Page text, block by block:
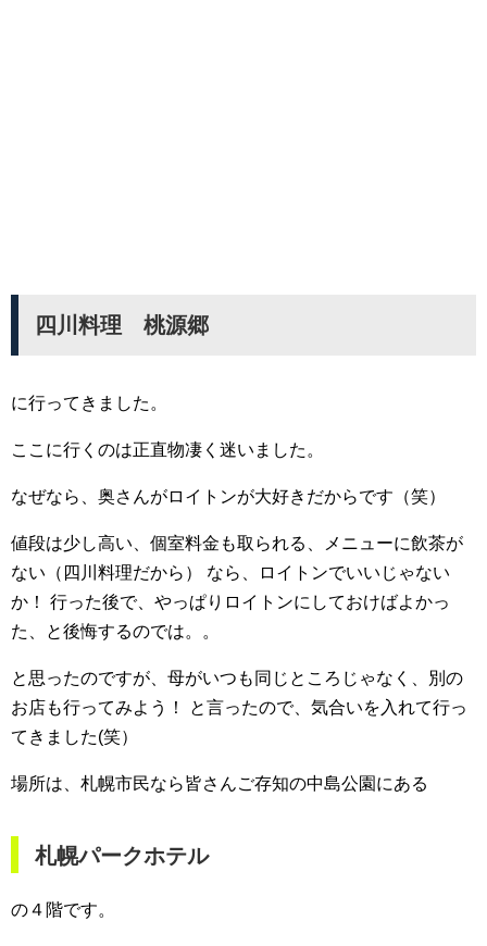
四川料理 桃源郷
に行ってきました。
ここに行くのは正直物凄く迷いました。
なぜなら、奥さんがロイトンが大好きだからです（笑）
値段は少し高い、個室料金も取られる、メニューに飲茶が
ない（四川料理だから）
なら、ロイトンでいいじゃない
か！
行った後で、やっぱりロイトンにしておけばよかっ
た、と後悔するのでは。。
と思ったのですが、母がいつも同じところじゃなく、別の
お店も行ってみよう！
と言ったので、気合いを入れて行っ
てきました(笑）
場所は、札幌市民なら皆さんご存知の中島公園にある
札幌パークホテル
の４階です。